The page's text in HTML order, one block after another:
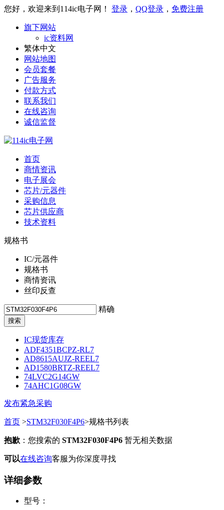
您好，欢迎来到114ic电子网！ 登录 ， QQ登录 ， 免费注册
旗下网站
ic资料网
繁体中文
网站地图
会员套餐
广告服务
付款方式
联系我们
在线咨询
诚信监督
首页
商情资讯
电子展会
芯片/元器件
采购信息
芯片供应商
技术资料
规格书
IC/元器件
规格书
商情资讯
丝印反查
精确
IC现货库存
ADF4351BCPZ-RL7
AD8615AUJZ-REEL7
AD1580BRTZ-REEL7
74LVC2G14GW
74AHC1G08GW
发布紧急采购
首页 >STM32F030F4P6>规格书列表
抱歉 ：您搜索的 STM32F030F4P6 暂无相关数据
可以在线咨询客服为你深度寻找
详细参数
型号：